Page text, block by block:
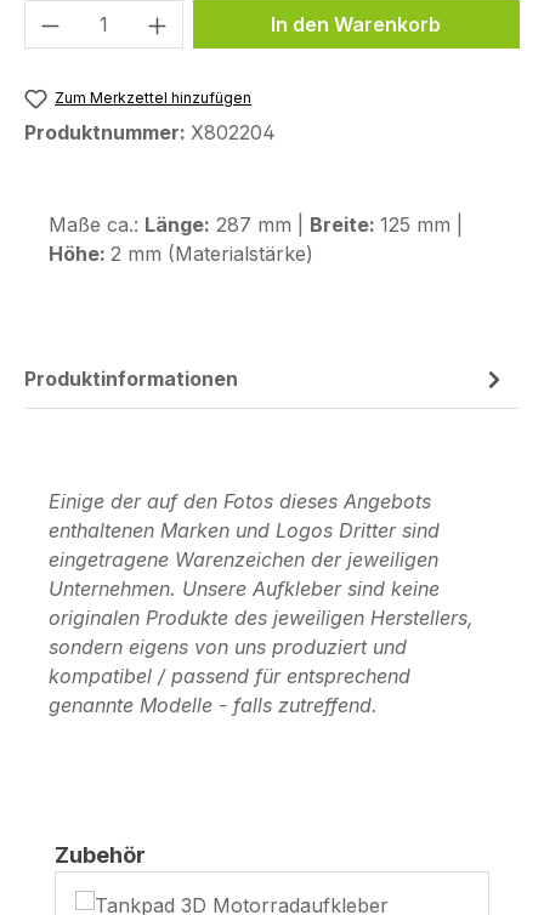
Produkt Anzahl: Gib denIn den Warenkorb
Zum Merkzettel hinzufügen
Produktnummer: X802204
Maße ca.: Länge: 287 mm | Breite: 125 mm |
Höhe: 2 mm (Materialstärke)
Produktinformationen
Einige der auf den Fotos dieses Angebots
enthaltenen Marken und Logos Dritter sind
eingetragene Warenzeichen der jeweiligen
Unternehmen. Unsere Aufkleber sind keine
originalen Produkte des jeweiligen Herstellers,
sondern eigens von uns produziert und
kompatibel / passend für entsprechend
genannte Modelle - falls zutreffend.
Produktgalerie überspringen
Zubehör